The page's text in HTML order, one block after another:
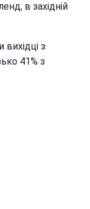
в західній
з
41% з